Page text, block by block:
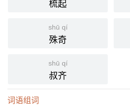
梳起
shū qí
殊奇
shū qí
叔齐
词语组词